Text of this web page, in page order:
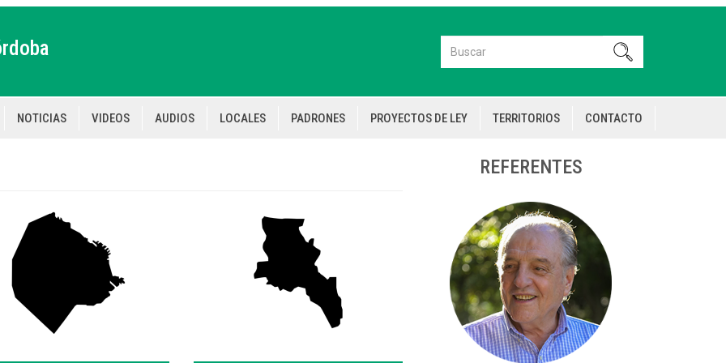
Buscar
NOTICIAS VIDEOS AUDIOS LOCALES PADRONES PROYECTOS DE LEY TERRITORIOS CONTACTO
REFERENTES